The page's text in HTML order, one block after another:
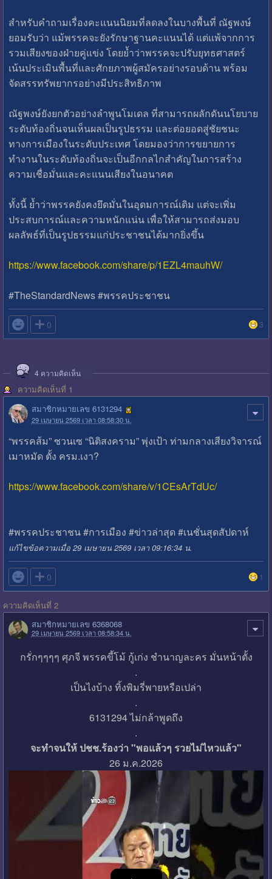
สำหรับคำถามเรื่องคะแนนนิยมที่ลดลงในบางพื้นที่ ณัฐพงษ์
ยอมรับว่า แม้พรรคจะยังรักษาฐานคะแนนได้ แต่แพ้จากการ
รวมเสียงของฝ่ายคู่แข่ง โดยย้ำว่าพรรคจะปรับยุทธศาสตร์
เน้นประเมินพื้นที่และศักยภาพผู้สมัครอย่างรอบด้าน พร้อม
จัดสรรทรัพยากรอย่างมีประสิทธิภาพ
ณัฐพงษ์ยังยกตัวอย่างลำพูนโมเดล ที่สามารถผลักดันนโยบาย
ระดับท้องถิ่นจนเห็นผลเป็นรูปธรรม และต่อยอดสู่ชัยชนะ
ทางการเมืองในระดับประเทศ โดยมองว่าการขยายการ
ทำงานในระดับท้องถิ่นจะเป็นอีกกลไกสำคัญในการสร้าง
ความเชื่อมั่นและคะแนนเสียงในอนาคต
ทั้งนี้ ย้ำว่าพรรคยังคงยึดมั่นในอุดมการณ์เดิม แต่จะเพิ่ม
ประสบการณ์และความหนักแน่น เพื่อให้สามารถส่งมอบ
ผลลัพธ์ที่เป็นรูปธรรมแก่ประชาชนได้มากยิ่งขึ้น
https://www.facebook.com/share/p/1EZL4mauhW/
#TheStandardNews #พรรคประชาชน
 0 3
4 ความคิดเห็น
ความคิดเห็นที่ 1
สมาชิกหมายเลข 6131294
29 เมษายน 2569 เวลา 08:58:30 น.
“พรรคส้ม” ซวนเซ “นิติสงคราม” พุ่งเป้า ท่ามกลางเสียงวิจารณ์
เมาหมัด ตั้ง ครม.เงา?
https://www.facebook.com/share/v/1CEsArTdUc/
#พรรคประชาชน #การเมือง #ข่าวล่าสุด #เนชั่นสุดสัปดาห์
แก้ไขข้อความเมื่อ 29 เมษายน 2569 เวลา 09:16:34 น.
 0 1
ความคิดเห็นที่ 2
สมาชิกหมายเลข 6368068
29 เมษายน 2569 เวลา 08:58:34 น.
กรั่กๆๆๆๆ ศุภจี พรรคขี้โม้ กู้เก่ง ชำนาญละคร มั่นหน้าตั้ง
.
เป็นไงบ้าง ทิ้งพิมรี่พายหรือเปล่า
.
6131294 ไม่กล้าพูดถึง
.
จะทำจนให้ ปชช.ร้องว่า "พอแล้วๆ รวยไม่ไหวแล้ว"
26 ม.ค.2026